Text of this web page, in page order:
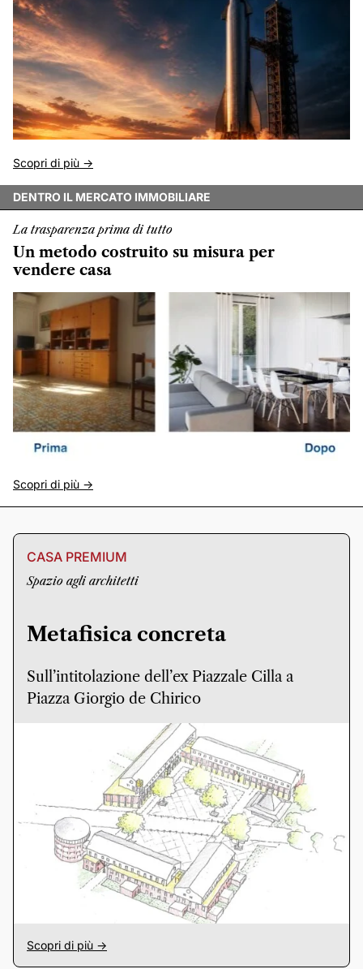
Scopri di più ->
DENTRO IL MERCATO IMMOBILIARE
La trasparenza prima di tutto
Un metodo costruito su misura per
vendere casa
Scopri di più ->
CASA PREMIUM
Spazio agli architetti
Metafisica concreta
Sull’intitolazione dell’ex Piazzale Cilla a
Piazza Giorgio de Chirico
Scopri di più ->